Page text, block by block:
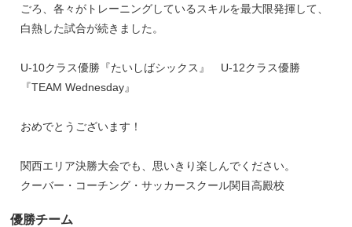
ごろ、各々がトレーニングしているスキルを最大限発揮して、
白熱した試合が続きました。
U-10クラス優勝『たいしばシックス』 U-12クラス優勝
『TEAM Wednesday』
おめでとうございます！
関西エリア決勝大会でも、思いきり楽しんでください。
クーバー・コーチング・サッカースクール関目高殿校
優勝チーム